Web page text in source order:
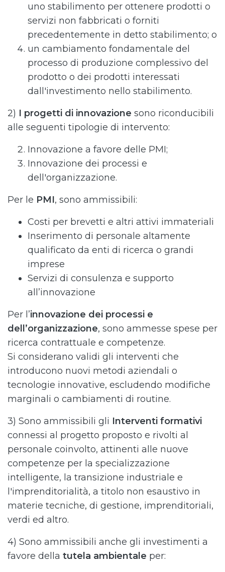
uno stabilimento per ottenere prodotti o
servizi non fabbricati o forniti
precedentemente in detto stabilimento; o
un cambiamento fondamentale del
processo di produzione complessivo del
prodotto o dei prodotti interessati
dall'investimento nello stabilimento.
2) I progetti di innovazione sono riconducibili
alle seguenti tipologie di intervento:
Innovazione a favore delle PMI;
Innovazione dei processi e
dell'organizzazione.
Per le PMI, sono ammissibili:
Costi per brevetti e altri attivi immateriali
Inserimento di personale altamente
qualificato da enti di ricerca o grandi
imprese
Servizi di consulenza e supporto
all’innovazione
Per l’innovazione dei processi e
dell’organizzazione, sono ammesse spese per
ricerca contrattuale e competenze.
Si considerano validi gli interventi che
introducono nuovi metodi aziendali o
tecnologie innovative, escludendo modifiche
marginali o cambiamenti di routine.
3) Sono ammissibili gli Interventi formativi
connessi al progetto proposto e rivolti al
personale coinvolto, attinenti alle nuove
competenze per la specializzazione
intelligente, la transizione industriale e
l'imprenditorialità, a titolo non esaustivo in
materie tecniche, di gestione, imprenditoriali,
verdi ed altro.
4) Sono ammissibili anche gli investimenti a
favore della tutela ambientale per: